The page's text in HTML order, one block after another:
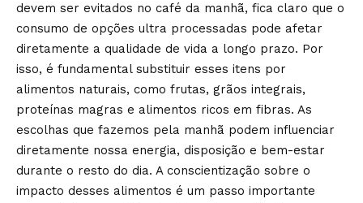
devem ser evitados no café da manhã, fica claro que o
consumo de opções ultra processadas pode afetar
diretamente a qualidade de vida a longo prazo. Por
isso, é fundamental substituir esses itens por
alimentos naturais, como frutas, grãos integrais,
proteínas magras e alimentos ricos em fibras. As
escolhas que fazemos pela manhã podem influenciar
diretamente nossa energia, disposição e bem-estar
durante o resto do dia. A conscientização sobre o
impacto desses alimentos é um passo importante